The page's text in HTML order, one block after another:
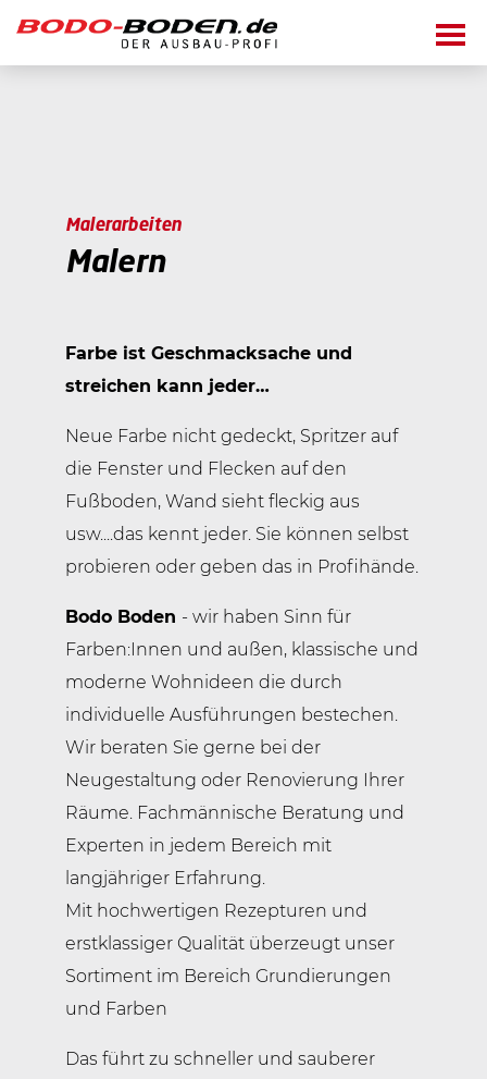
Putzen
Lackieren
Unverbindlich anfragen
Malerarbeiten
Malern
Farbe ist Geschmacksache und
streichen kann jeder…
Neue Farbe nicht gedeckt, Spritzer auf
die Fenster und Flecken auf den
Fußboden, Wand sieht fleckig aus
usw....das kennt jeder. Sie können selbst
probieren oder geben das in Profihände.
Bodo Boden - wir haben Sinn für
Farben:Innen und außen, klassische und
moderne Wohnideen die durch
individuelle Ausführungen bestechen.
Wir beraten Sie gerne bei der
Neugestaltung oder Renovierung Ihrer
Räume. Fachmännische Beratung und
Experten in jedem Bereich mit
langjähriger Erfahrung.
Mit hochwertigen Rezepturen und
erstklassiger Qualität überzeugt unser
Sortiment im Bereich Grundierungen
und Farben
Das führt zu schneller und sauberer